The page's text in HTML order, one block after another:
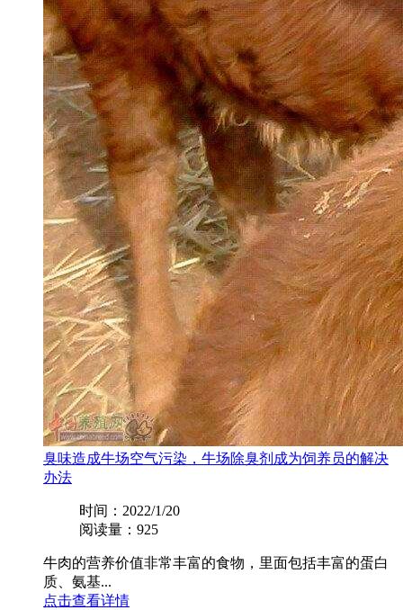
臭味造成牛场空气污染，牛场除臭剂成为饲养员的解决
办法
时间：2022/1/20
阅读量：925
牛肉的营养价值非常丰富的食物，里面包括丰富的蛋白
质、氨基...
点击查看详情